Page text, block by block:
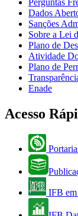
Perguntas
Dados
Sanções
Sobre a Lei
Plano de
Atividade
Plano de
Enade
Acesso
IFB